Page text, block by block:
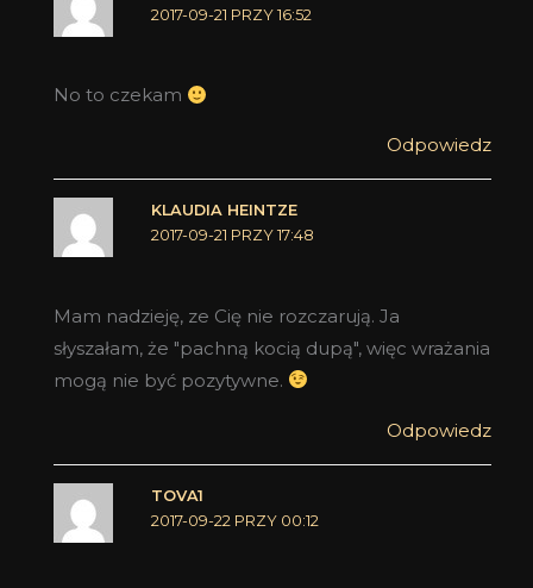
2017-09-21 PRZY 16:52
No to czekam
Odpowiedz
KLAUDIA HEINTZE
2017-09-21 PRZY 17:48
Mam nadzieję, ze Cię nie rozczarują. Ja
słyszałam, że "pachną kocią dupą", więc wrażania
mogą nie być pozytywne.
Odpowiedz
TOVA1
2017-09-22 PRZY 00:12